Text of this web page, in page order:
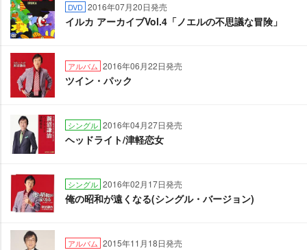
DVD 2016年07月20日発売
イルカ アーカイブVol.4「ノエルの不思議な冒険」
アルバム 2016年06月22日発売
ツイン・パック
シングル 2016年04月27日発売
ヘッドライト/津軽恋女
シングル 2016年02月17日発売
俺の昭和が遠くなる(シングル・バージョン)
アルバム 2015年11月18日発売